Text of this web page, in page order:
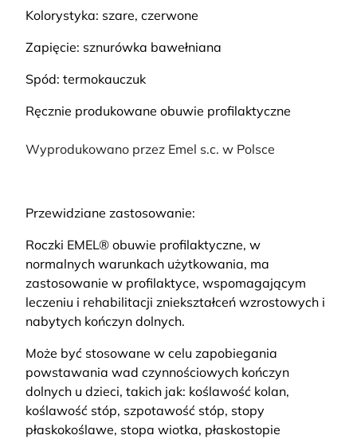
Kolorystyka: szare, czerwone
Zapięcie: sznurówka bawełniana
Spód: termokauczuk
Ręcznie produkowane obuwie profilaktyczne
Wyprodukowano przez Emel s.c. w Polsce
Przewidziane zastosowanie:
Roczki EMEL® obuwie profilaktyczne, w
normalnych warunkach użytkowania, ma
zastosowanie w profilaktyce, wspomagającym
leczeniu i rehabilitacji zniekształceń wzrostowych i
nabytych kończyn dolnych.
Może być stosowane w celu zapobiegania
powstawania wad czynnościowych kończyn
dolnych u dzieci, takich jak: koślawość kolan,
koślawość stóp, szpotawość stóp, stopy
płaskokoślawe, stopa wiotka, płaskostopie